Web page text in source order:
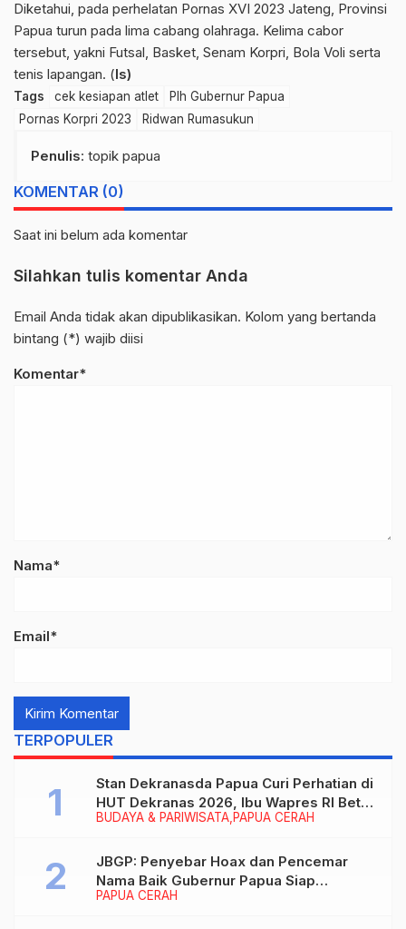
Diketahui, pada perhelatan Pornas XVI 2023 Jateng, Provinsi
Papua turun pada lima cabang olahraga. Kelima cabor
tersebut, yakni Futsal, Basket, Senam Korpri, Bola Voli serta
tenis lapangan. (ls)
Tags cek kesiapan atlet
Plh Gubernur Papua
Pornas Korpri 2023
Ridwan Rumasukun
Penulis: topik papua
KOMENTAR (0)
Saat ini belum ada komentar
Silahkan tulis komentar Anda
Email Anda tidak akan dipublikasikan. Kolom yang bertanda
bintang (*) wajib diisi
Komentar*
Nama*
Email*
TERPOPULER
BUDAYA & PARIWISATA PAPUA CERAH
Stan Dekranasda Papua Curi Perhatian di
HUT Dekranas 2026, Ibu Wapres RI Betah
Menikmati Karya Perajin
PAPUA CERAH
JBGP: Penyebar Hoax dan Pencemar
Nama Baik Gubernur Papua Siap
Berhadapan dengan Hukum!